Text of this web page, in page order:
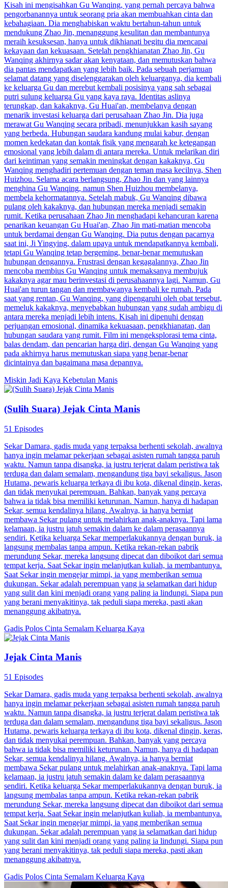
Kisah ini mengisahkan Gu Wanqing, yang pernah percaya bahwa
pengorbanannya untuk seorang pria akan membuahkan cinta dan
kebahagiaan. Dia menghabiskan waktu bertahun-tahun untuk
mendukung Zhao Jin, menanggung kesulitan dan membantunya
meraih kesuksesan, hanya untuk dikhianati begitu dia mencapai
kekayaan dan kekuasaan. Setelah pengkhianatan Zhao Jin, Gu
Wanqing akhirnya sadar akan kenyataan, dan memutuskan bahwa
dia pantas mendapatkan yang lebih baik. Pada sebuah perjamuan
selamat datang yang diselenggarakan oleh keluarganya, dia kembali
ke keluarga Gu dan merebut kembali posisinya yang sah sebagai
putri sulung keluarga Gu yang kaya raya. Identitas aslinya
terungkap, dan kakaknya, Gu Huai'an, membelanya dengan
menarik investasi keluarga dari perusahaan Zhao Jin. Dia juga
merawat Gu Wanqing secara pribadi, menunjukkan kasih sayang
yang berbeda. Hubungan saudara kandung mulai kabur, dengan
momen kedekatan dan kontak fisik yang mengarah ke ketegangan
emosional yang lebih dalam di antara mereka. Untuk melarikan diri
dari keintiman yang semakin meningkat dengan kakaknya, Gu
Wanqing menghadiri pertemuan dengan teman masa kecilnya, Shen
Huizhou. Selama acara berlangsung, Zhao Jin dan yang lainnya
menghina Gu Wanqing, namun Shen Huizhou membelanya,
membela kehormatannya. Setelah mabuk, Gu Wanqing dibawa
pulang oleh kakaknya, dan hubungan mereka menjadi semakin
rumit. Ketika perusahaan Zhao Jin menghadapi kehancuran karena
penarikan keuangan Gu Huai'an, Zhao Jin mati-matian mencoba
untuk berdamai dengan Gu Wanqing. Dia putus dengan pacarnya
saat ini, Ji Yingying, dalam upaya untuk mendapatkannya kembali,
tetapi Gu Wanqing tetap bergeming, benar-benar memutuskan
hubungan dengannya. Frustrasi dengan kegagalannya, Zhao Jin
mencoba membius Gu Wanqing untuk memaksanya membujuk
kakaknya agar mau berinvestasi di perusahaannya lagi. Namun, Gu
Huai'an turun tangan dan membawanya kembali ke rumah. Pada
saat yang rentan, Gu Wanqing, yang dipengaruhi oleh obat tersebut,
memeluk kakaknya, menyebabkan hubungan yang sudah ambigu di
antara mereka menjadi lebih intens. Kisah ini dipenuhi dengan
perjuangan emosional, dinamika kekuasaan, pengkhianatan, dan
hubungan saudara yang rumit. Film ini mengeksplorasi tema cinta,
balas dendam, dan pencarian harga diri, dengan Gu Wanqing yang
pada akhirnya harus memutuskan siapa yang benar-benar
dicintainya dan bagaimana masa depannya.
Miskin Jadi Kaya Kebetulan Manis
(Sulih Suara) Jejak Cinta Manis
51 Episodes
Sekar Damara, gadis muda yang terpaksa berhenti sekolah, awalnya
hanya ingin melamar pekerjaan sebagai asisten rumah tangga paruh
waktu. Namun tanpa disangka, ia justru terjerat dalam peristiwa tak
terduga dan dalam semalam, mengandung tiga bayi sekaligus. Jason
Hutama, pewaris keluarga terkaya di ibu kota, dikenal dingin, keras,
dan tidak menyukai perempuan. Bahkan, banyak yang percaya
bahwa ia tidak bisa memiliki keturunan. Namun, hanya di hadapan
Sekar, semua kendalinya hilang. Awalnya, ia hanya berniat
membawa Sekar pulang untuk melahirkan anak-anaknya. Tapi lama
kelamaan, ia justru jatuh semakin dalam ke dalam perasaannya
sendiri. Ketika keluarga Sekar memperlakukannya dengan buruk, ia
langsung membalas tanpa ampun. Ketika rekan-rekan pabrik
merundung Sekar, mereka langsung dipecat dan diboikot dari semua
tempat kerja. Saat Sekar ingin melanjutkan kuliah, ia membantunya.
Saat Sekar ingin mengejar mimpi, ia yang memberikan semua
dukungan. Sekar adalah perempuan yang ia selamatkan dari hidup
yang sulit dan kini menjadi orang yang paling ia lindungi. Siapa pun
yang berani menyakitinya, tak peduli siapa mereka, pasti akan
menanggung akibatnya.
Gadis Polos Cinta Semalam Keluarga Kaya
Jejak Cinta Manis
51 Episodes
Sekar Damara, gadis muda yang terpaksa berhenti sekolah, awalnya
hanya ingin melamar pekerjaan sebagai asisten rumah tangga paruh
waktu. Namun tanpa disangka, ia justru terjerat dalam peristiwa tak
terduga dan dalam semalam, mengandung tiga bayi sekaligus. Jason
Hutama, pewaris keluarga terkaya di ibu kota, dikenal dingin, keras,
dan tidak menyukai perempuan. Bahkan, banyak yang percaya
bahwa ia tidak bisa memiliki keturunan. Namun, hanya di hadapan
Sekar, semua kendalinya hilang. Awalnya, ia hanya berniat
membawa Sekar pulang untuk melahirkan anak-anaknya. Tapi lama
kelamaan, ia justru jatuh semakin dalam ke dalam perasaannya
sendiri. Ketika keluarga Sekar memperlakukannya dengan buruk, ia
langsung membalas tanpa ampun. Ketika rekan-rekan pabrik
merundung Sekar, mereka langsung dipecat dan diboikot dari semua
tempat kerja. Saat Sekar ingin melanjutkan kuliah, ia membantunya.
Saat Sekar ingin mengejar mimpi, ia yang memberikan semua
dukungan. Sekar adalah perempuan yang ia selamatkan dari hidup
yang sulit dan kini menjadi orang yang paling ia lindungi. Siapa pun
yang berani menyakitinya, tak peduli siapa mereka, pasti akan
menanggung akibatnya.
Gadis Polos Cinta Semalam Keluarga Kaya